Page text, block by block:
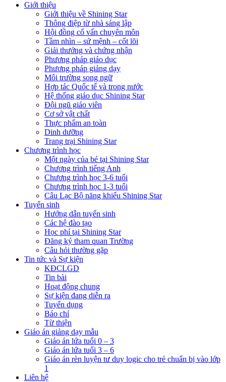
Giới thiệu
Giới thiệu về Shining Star
Thông điệp từ nhà sáng lập
Hội đồng cố vấn chuyên môn
Tầm nhìn – sứ mệnh – cốt lõi
Giải thưởng và chứng nhận
Phương pháp giáo dục
Phương pháp giảng dạy
Môi trường song ngữ
Hợp tác Quốc tế và trong nước
Hệ thống giáo dục Shining Star
Đội ngũ giáo viên
Cơ sở vật chất
Thực phẩm an toàn
Dinh dưỡng
Trang trại Shining Star
Chương trình học
Một ngày của bé tại Shining Star
Chương trình tiếng Anh
Chương trình học 3-6 tuổi
Chương trình học 1-3 tuổi
Câu Lạc Bộ năng khiếu Shining Star
Tuyển sinh
Hướng dẫn tuyển sinh
Các hệ đào tạo
Học phí tại Shining Star
Đăng ký tham quan Trường
Câu hỏi thường gặp
Tin tức và Sự kiện
KĐCLGD
Tin bài
Hoạt động chung
Sự kiện đang diễn ra
Tuyển dụng
Báo chí
Từ thiện
Giáo án giảng dạy mẫu
Giáo án lứa tuổi 0 – 3
Giáo án lứa tuổi 3 – 6
Giáo án rèn luyện tư duy logic cho trẻ chuẩn bị vào lớp
1
Liên hệ